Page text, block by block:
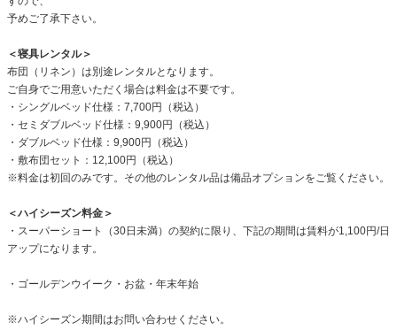
予めご了承下さい。
＜寝具レンタル＞
布団（リネン）は別途レンタルとなります。
ご自身でご用意いただく場合は料金は不要です。
・シングルベッド仕様：7,700円（税込）
・セミダブルベッド仕様：9,900円（税込）
・ダブルベッド仕様：9,900円（税込）
・敷布団セット：12,100円（税込）
※料金は初回のみです。その他のレンタル品は備品オプションをご覧ください。
＜ハイシーズン料金＞
・スーパーショート（30日未満）の契約に限り、下記の期間は賃料が1,100円/日
アップになります。
・ゴールデンウイーク・お盆・年末年始
※ハイシーズン期間はお問い合わせください。